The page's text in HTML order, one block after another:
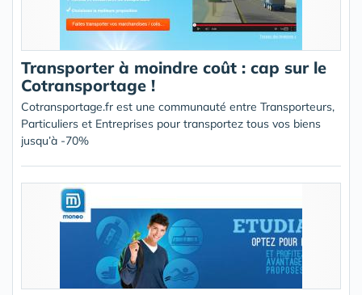
Transporter à moindre coût : cap sur le
Cotransportage !
Cotransportage.fr est une communauté entre Transporteurs,
Particuliers et Entreprises pour transportez tous vos biens
jusqu’à -70%